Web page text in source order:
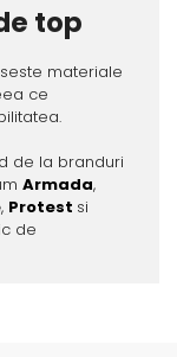
top
materiale
ce
de la branduri
Armada,
, Protest si
de